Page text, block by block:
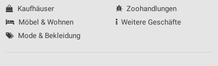
Kaufhäuser
Möbel & Wohnen
Mode & Bekleidung
Zoohandlungen
Weitere Geschäfte